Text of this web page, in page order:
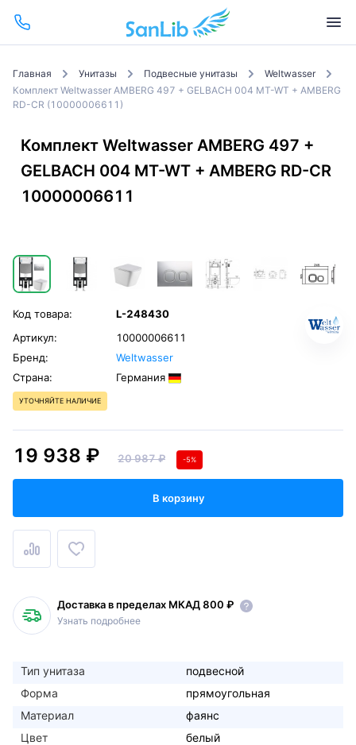
Главная Унитазы Подвесные унитазы
Weltwasser
Комплект Weltwasser AMBERG 497 + GELBACH 004 MT-WT + AMBERG
RD-CR (10000006611)
Комплект Weltwasser AMBERG 497 +
GELBACH 004 MT-WT + AMBERG RD-CR
10000006611
Код товара:
L-248430
Артикул:
10000006611
Бренд:
Weltwasser
Страна:
Германия
УТОЧНЯЙТЕ НАЛИЧИЕ
19 938 ₽ 20 987 ₽ -5%
В корзину
Доставка в пределах МКАД 800 ₽
Узнать подробнее
Тип унитаза
подвесной
Форма
прямоугольная
Материал
фаянс
Цвет
белый